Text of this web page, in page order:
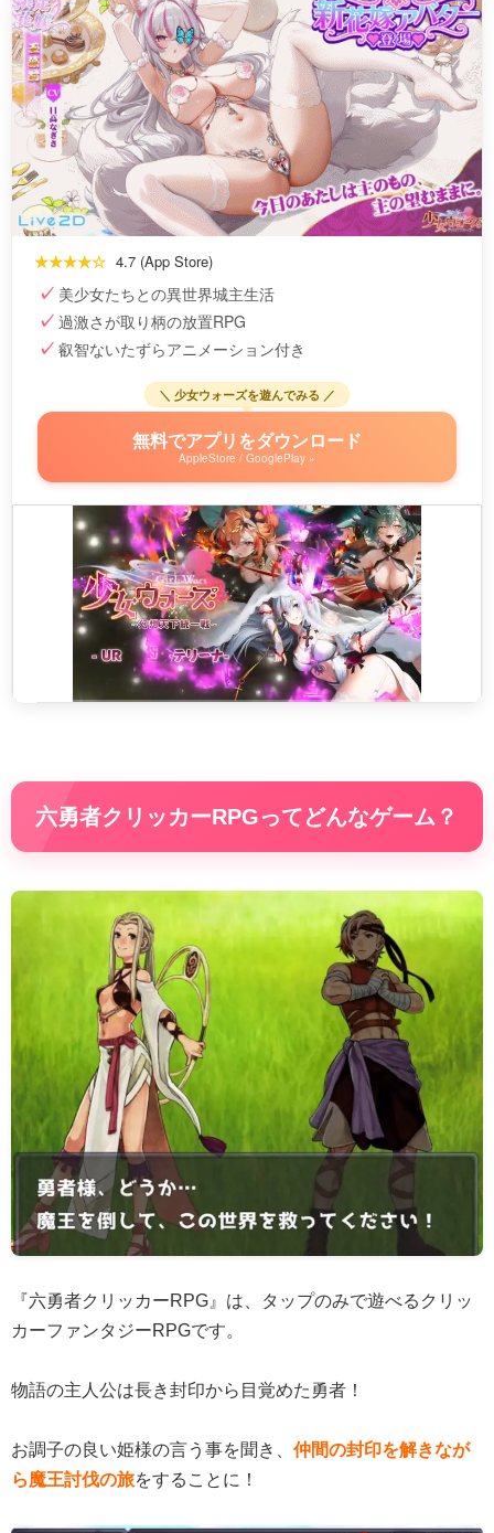
★★★★☆ 4.7 (App Store)
美少女たちとの異世界城主生活
過激さが取り柄の放置RPG
叡智ないたずらアニメーション付き
＼ 少女ウォーズを遊んでみる ／
無料でアプリをダウンロード
AppleStore / GooglePlay »
六勇者クリッカーRPGってどんなゲーム？
『六勇者クリッカーRPG』は、タップのみで遊べるクリッ
カーファンタジーRPGです。
物語の主人公は長き封印から目覚めた勇者！
お調子の良い姫様の言う事を聞き、 仲間の封印を解きなが
ら魔王討伐の旅をすることに！